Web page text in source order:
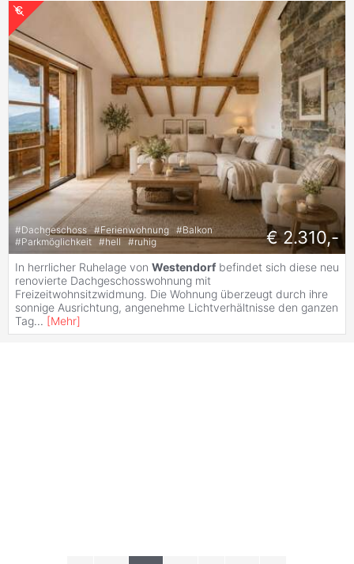
#Dachgeschoss #Ferienwohnung #Balkon
#Parkmöglichkeit #hell #ruhig € 2.310,-
In herrlicher Ruhelage von Westendorf befindet sich diese neu
renovierte Dachgeschosswohnung mit
Freizeitwohnsitzwidmung. Die Wohnung überzeugt durch ihre
sonnige Ausrichtung, angenehme Lichtverhältnisse den ganzen
Tag... [Mehr]